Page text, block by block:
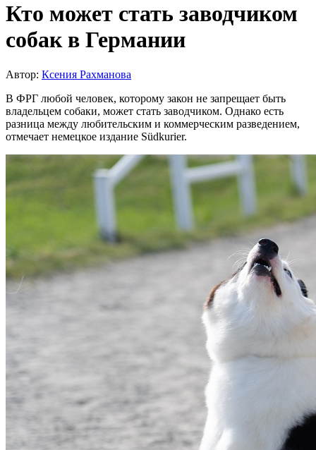
Кто может стать заводчиком
собак в Германии
Автор: Ксения Рахманова
В ФРГ любой человек, которому закон не запрещает быть
владельцем собаки, может стать заводчиком. Однако есть
разница между любительским и коммерческим разведением,
отмечает немецкое издание Südkurier.